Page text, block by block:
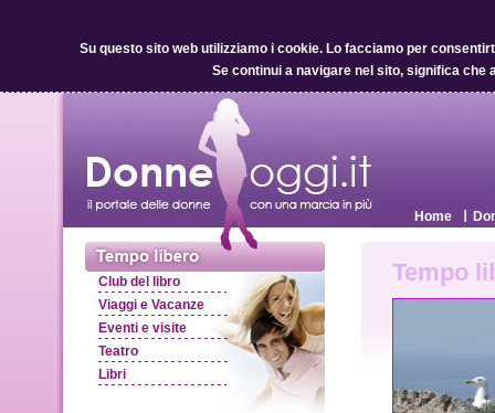
Su questo sito web utilizziamo i cookie.Lo facciamo per
Se continui a navigare nel sito, significa che
Home
Club del libro
Viaggi e Vacanze
Eventi e visite
Teatro
Libri
Tempo